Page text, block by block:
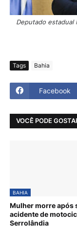
Deputado estadual
Tags Bahia
Facebook
VOCÊ PODE
BAHIA
Mulher morre após
acidente de
Serrolândia